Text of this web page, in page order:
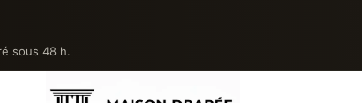
sous 48 h.